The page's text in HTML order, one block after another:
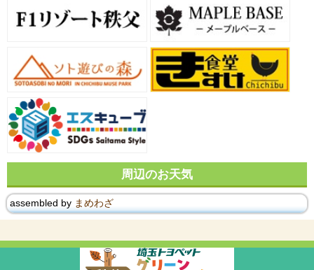
周辺のお天気
assembled by まめわざ